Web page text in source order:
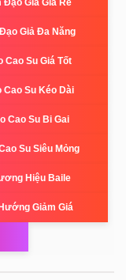
Đạo Giả Giá Rẻ
Giả Đa Năng
Cao Su Giá Tốt
Cao Su Kéo Dài
Cao Su Bi Gai
Su Siêu Mỏng
Hiệu Baile
Giảm Giá